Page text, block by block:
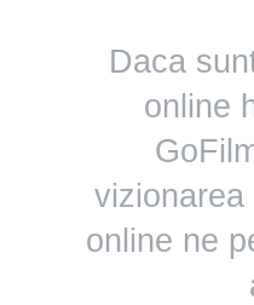
Daca
online
online ne